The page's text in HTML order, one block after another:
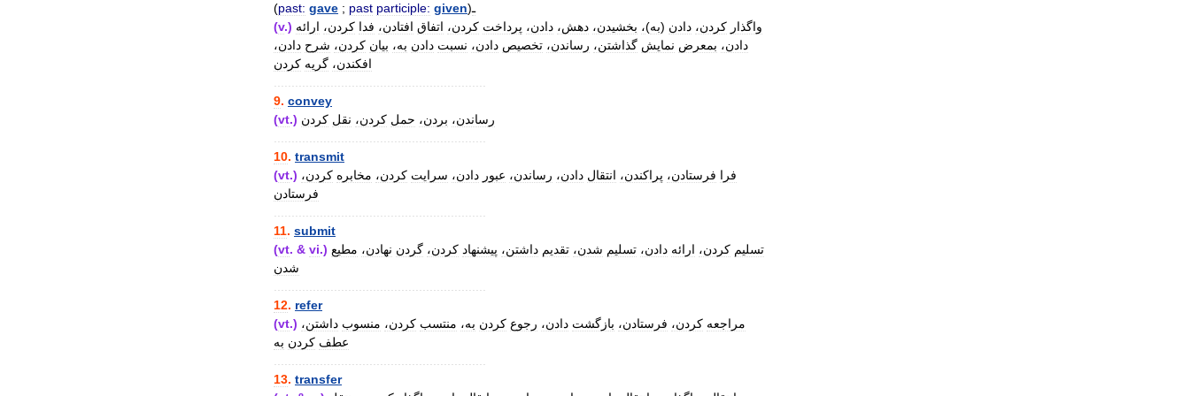
(past: gave ; past participle: given)ـ
(v.) واگذار کردن، دادن (به)، بخشیدن، دهش، دادن، پرداخت کردن، اتفاق افتادن، فدا کردن، ارائه
دادن، بمعرض نمایش گذاشتن، رساندن، تخصیص دادن، نسبت دادن به، بیان کردن، شرح دادن،
افکندن، گریه کردن
9. convey
(vt.) رساندن، بردن، حمل کردن، نقل کردن
10. transmit
(vt.) فرا فرستادن، پراکندن، انتقال دادن، رساندن، عبور دادن، سرایت کردن، مخابره کردن،
فرستادن
11. submit
(vt. & vi.) تسلیم کردن، ارائه دادن، تسلیم شدن، تقدیم داشتن، پیشنهاد کردن، گردن نهادن، مطیع
شدن
12. refer
(vt.) مراجعه کردن، فرستادن، بازگشت دادن، رجوع کردن به، منتسب کردن، منسوب داشتن،
عطف کردن به
13. transfer